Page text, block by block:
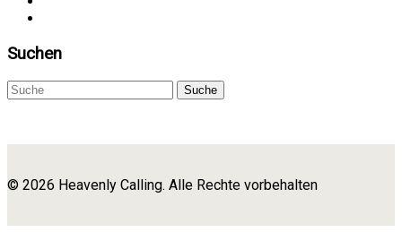
Suchen
Suche
© 2026 Heavenly Calling. Alle Rechte vorbehalten